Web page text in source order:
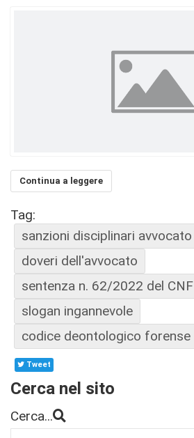
Continua a leggere
Tag:
sanzioni disciplinari avvocato
doveri dell'avvocato
sentenza n. 62/2022 del CNF
slogan ingannevole
codice deontologico forense
Tweet
Cerca nel sito
Cerca...